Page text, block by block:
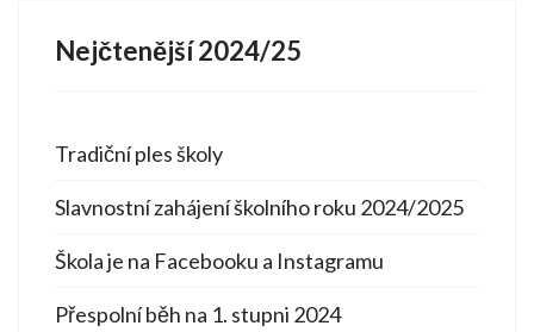
Nejčtenější 2024/25
Tradiční ples školy
Slavnostní zahájení školního roku 2024/2025
Škola je na Facebooku a Instagramu
Přespolní běh na 1. stupni 2024